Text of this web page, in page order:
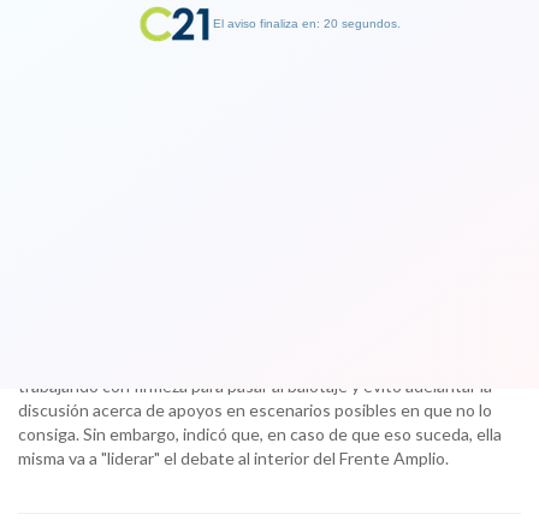
trabajando con firmeza para pasar al balotaje y evitó adelantar la
discusión acerca de apoyos en escenarios posibles en que no lo
consiga. Sin embargo, indicó que, en caso de que eso suceda, ella
misma va a "liderar" el debate al interior del Frente Amplio.
El aviso finaliza en: 19 segundos.